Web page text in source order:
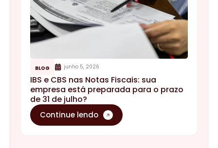
BLOG junho 5, 2026
IBS e CBS nas Notas Fiscais: sua
empresa está preparada para o prazo
de 31 de julho?
Continue lendo